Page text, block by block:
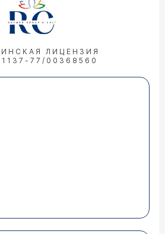
ЛИЦЕНЗИЯ
77/00368560